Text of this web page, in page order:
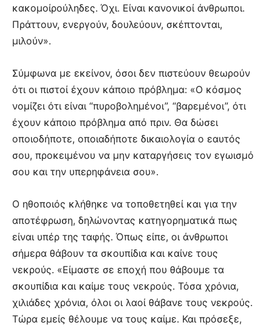
κακομοίρούληδες. Όχι. Είναι κανονικοί άνθρωποι.
Πράττουν, ενεργούν, δουλεύουν, σκέπτονται,
μιλούν».
Σύμφωνα με εκείνον, όσοι δεν πιστεύουν θεωρούν
ότι οι πιστοί έχουν κάποιο πρόβλημα: «Ο κόσμος
νομίζει ότι είναι “πυροβολημένοι”, “βαρεμένοι”, ότι
έχουν κάποιο πρόβλημα από πριν. Θα δώσει
οποιοδήποτε, οποιαδήποτε δικαιολογία ο εαυτός
σου, προκειμένου να μην καταργήσεις τον εγωισμό
σου και την υπερηφάνεια σου».
Ο ηθοποιός κλήθηκε να τοποθετηθεί και για την
αποτέφρωση, δηλώνοντας κατηγορηματικά πως
είναι υπέρ της ταφής. Όπως είπε, οι άνθρωποι
σήμερα θάβουν τα σκουπίδια και καίνε τους
νεκρούς. «Είμαστε σε εποχή που θάβουμε τα
σκουπίδια και καίμε τους νεκρούς. Τόσα χρόνια,
χιλιάδες χρόνια, όλοι οι λαοί θάβανε τους νεκρούς.
Τώρα εμείς θέλουμε να τους καίμε. Και πρόσεξε,